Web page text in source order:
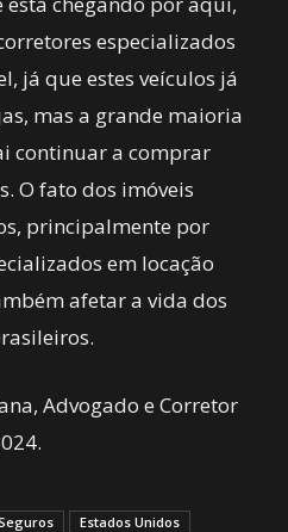
especializados
já que estes veículos já
mas a grande maioria
continuar a comprar
O fato dos imóveis
principalmente por
em locação
afetar a vida dos
Advogado e Corretor
Estados Unidos